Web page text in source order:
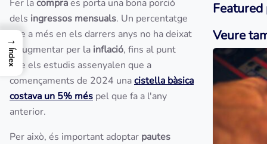
Fer lacompraes porta una bona porció
dels ingressos mensuals. Un percentatge
que a més en els darrers anys no ha deixat
d'augmentar per la inflació, fins al punt
que els estudis assenyalen que a
començaments de 2024 unacistella bàsica
costava un 5% més pel que fa a l'any
anterior.
Per això, és important adoptar pautes
Featured
Veure
→
Índex